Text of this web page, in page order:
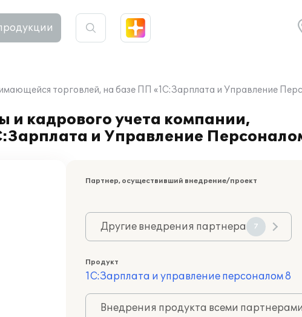
торговлей, на базе ПП «1С:Зарплата и Управление
и кадрового учета компании,
и Управление
Партнер, осуществивший внедрение/проект
Другие внедрения партнера 7
Продукт
1С:Зарплата и управление персоналом 8
Внедрения продукта всеми